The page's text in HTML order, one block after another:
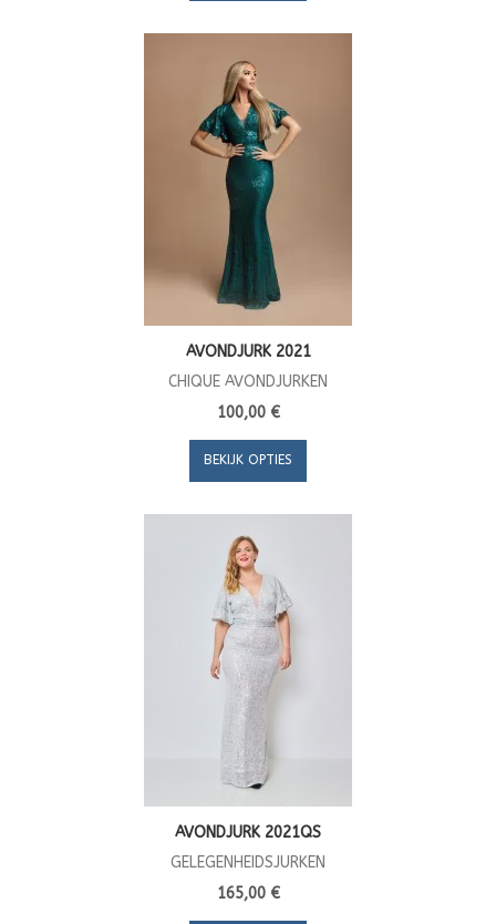
AVONDJURK 2021
CHIQUE AVONDJURKEN
100,00 €
BEKIJK OPTIES
AVONDJURK 2021QS
GELEGENHEIDSJURKEN
165,00 €